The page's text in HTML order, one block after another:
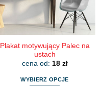
na
stronie
produktu
Plakat motywujący Palec na
ustach
cena od: 18 zł
WYBIERZ OPCJE